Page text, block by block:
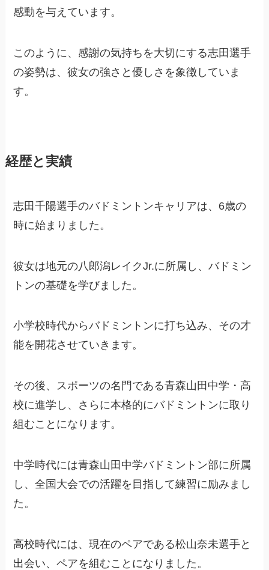
感動を与えています。
このように、感謝の気持ちを大切にする志田選手
の姿勢は、彼女の強さと優しさを象徴していま
す。
経歴と実績
志田千陽選手のバドミントンキャリアは、6歳の
時に始まりました。
彼女は地元の八郎潟レイクJr.に所属し、バドミン
トンの基礎を学びました。
小学校時代からバドミントンに打ち込み、その才
能を開花させていきます。
その後、スポーツの名門である青森山田中学・高
校に進学し、さらに本格的にバドミントンに取り
組むことになります。
中学時代には青森山田中学バドミントン部に所属
し、全国大会での活躍を目指して練習に励みまし
た。
高校時代には、現在のペアである松山奈未選手と
出会い、ペアを組むことになりました。